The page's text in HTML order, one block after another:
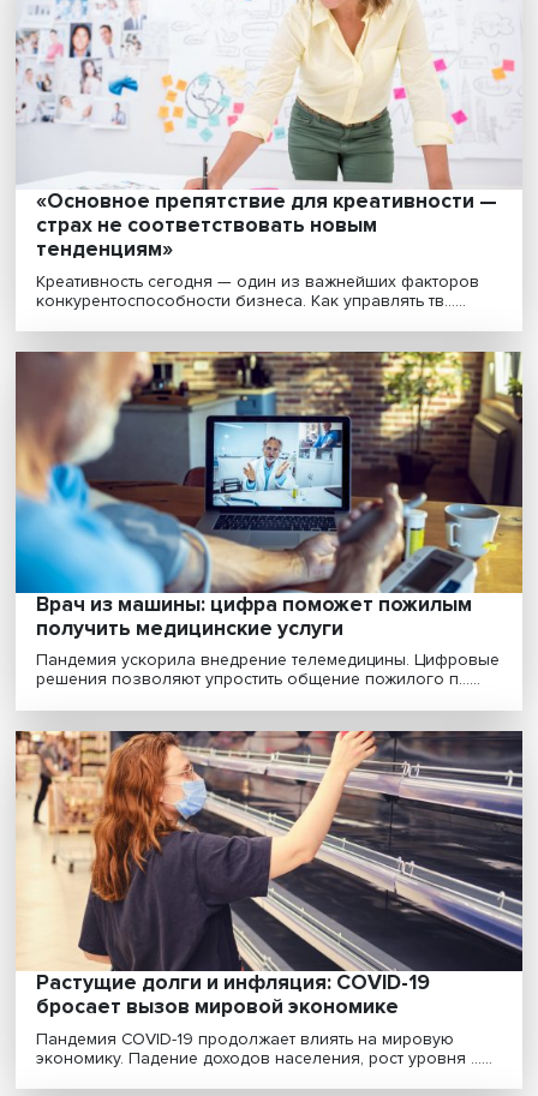
Эльфы и стихи: как студенты-юристы
осваивают новые форматы презентации
докладов
Департамент частного права факультета права НИУ
провел международную научную конференцию по
Кейс Греции по уходу за пожилыми: что из
опыта «немолодой» европейской страны
пригодится России?
человеческого потенциала», Институт социальной
политик......